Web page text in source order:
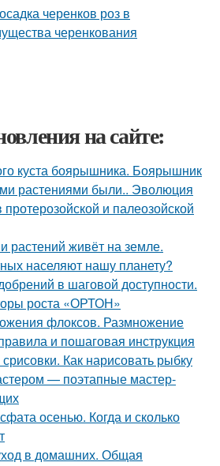
на сайте:
куста боярышника. Боярышник
растениями были.. Эволюция
и палеозойской
растений живёт на земле.
населяют нашу планету?
в шаговой доступности.
роста «ОРТОН»
флоксов. Размножение
и пошаговая инструкция
Как нарисовать рыбку
— поэтапные мастер-
осенью. Когда и сколько
в домашних. Общая